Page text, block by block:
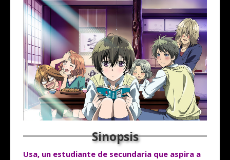
Usa, un estudiante de secundaria que aspira a